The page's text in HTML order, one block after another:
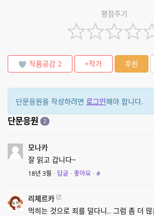
평점주기
작품공감 2 +작가 후원
단문응원을 작성하려면 로그인해야 합니다.
단문응원 2
모나카
잘 읽고 갑니다~
18년 3월 · 답글 · 좋아요 · #
리체르카
먹히는 것으로 죄를 덜다니.. 그럼 좀 더